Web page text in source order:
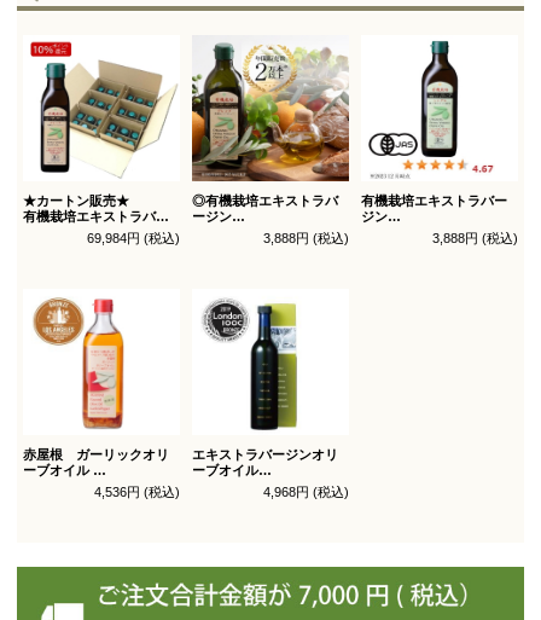
★カートン販売★
有機栽培エキストラバー
オリーブオイル ブレンド
69,984円 (税込)
◎有機栽培エキストラバ
ージン
オリーブオイル ブレンド
3,888円 (税込)
有機栽培エキストラバー
ジン
オリーブオイル シングル
3,888円 (税込)
赤屋根 ガーリックオリ
ーブオイル
4,536円 (税込)
エキストラバージンオリ
ーブオイル
トルトサ 450g 1本箱入
（スペイン自社農園産）
4,968円 (税込)